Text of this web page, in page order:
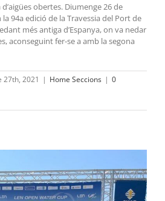
obertes. Diumenge 26 de
94a edició de la Travessia del Port de
més antiga d’Espanya, on va nedar
aconseguint fer-se a amb la segona
27th, 2021 | Home Seccions | 0